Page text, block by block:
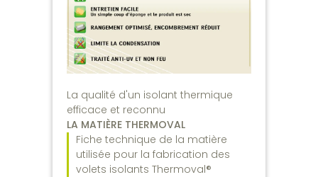
La qualité d'un isolant thermique
efficace et reconnu
LA MATIÈRE THERMOVAL
Fiche technique de la matière
utilisée pour la fabrication des
volets isolants Thermoval®